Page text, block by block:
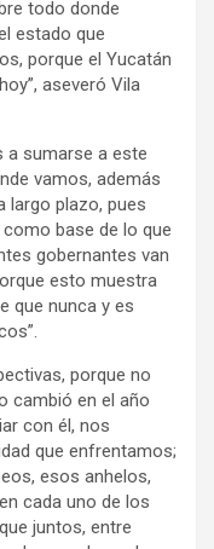
todo donde
estado que
porque el Yucatán
aseveró Vila
a sumarse a este
vamos, además
largo plazo, pues
base de lo que
gobernantes van
esto muestra
que nunca y es
porque no
cambió en el año
con él, nos
que enfrentamos;
esos anhelos,
cada uno de los
juntos, entre